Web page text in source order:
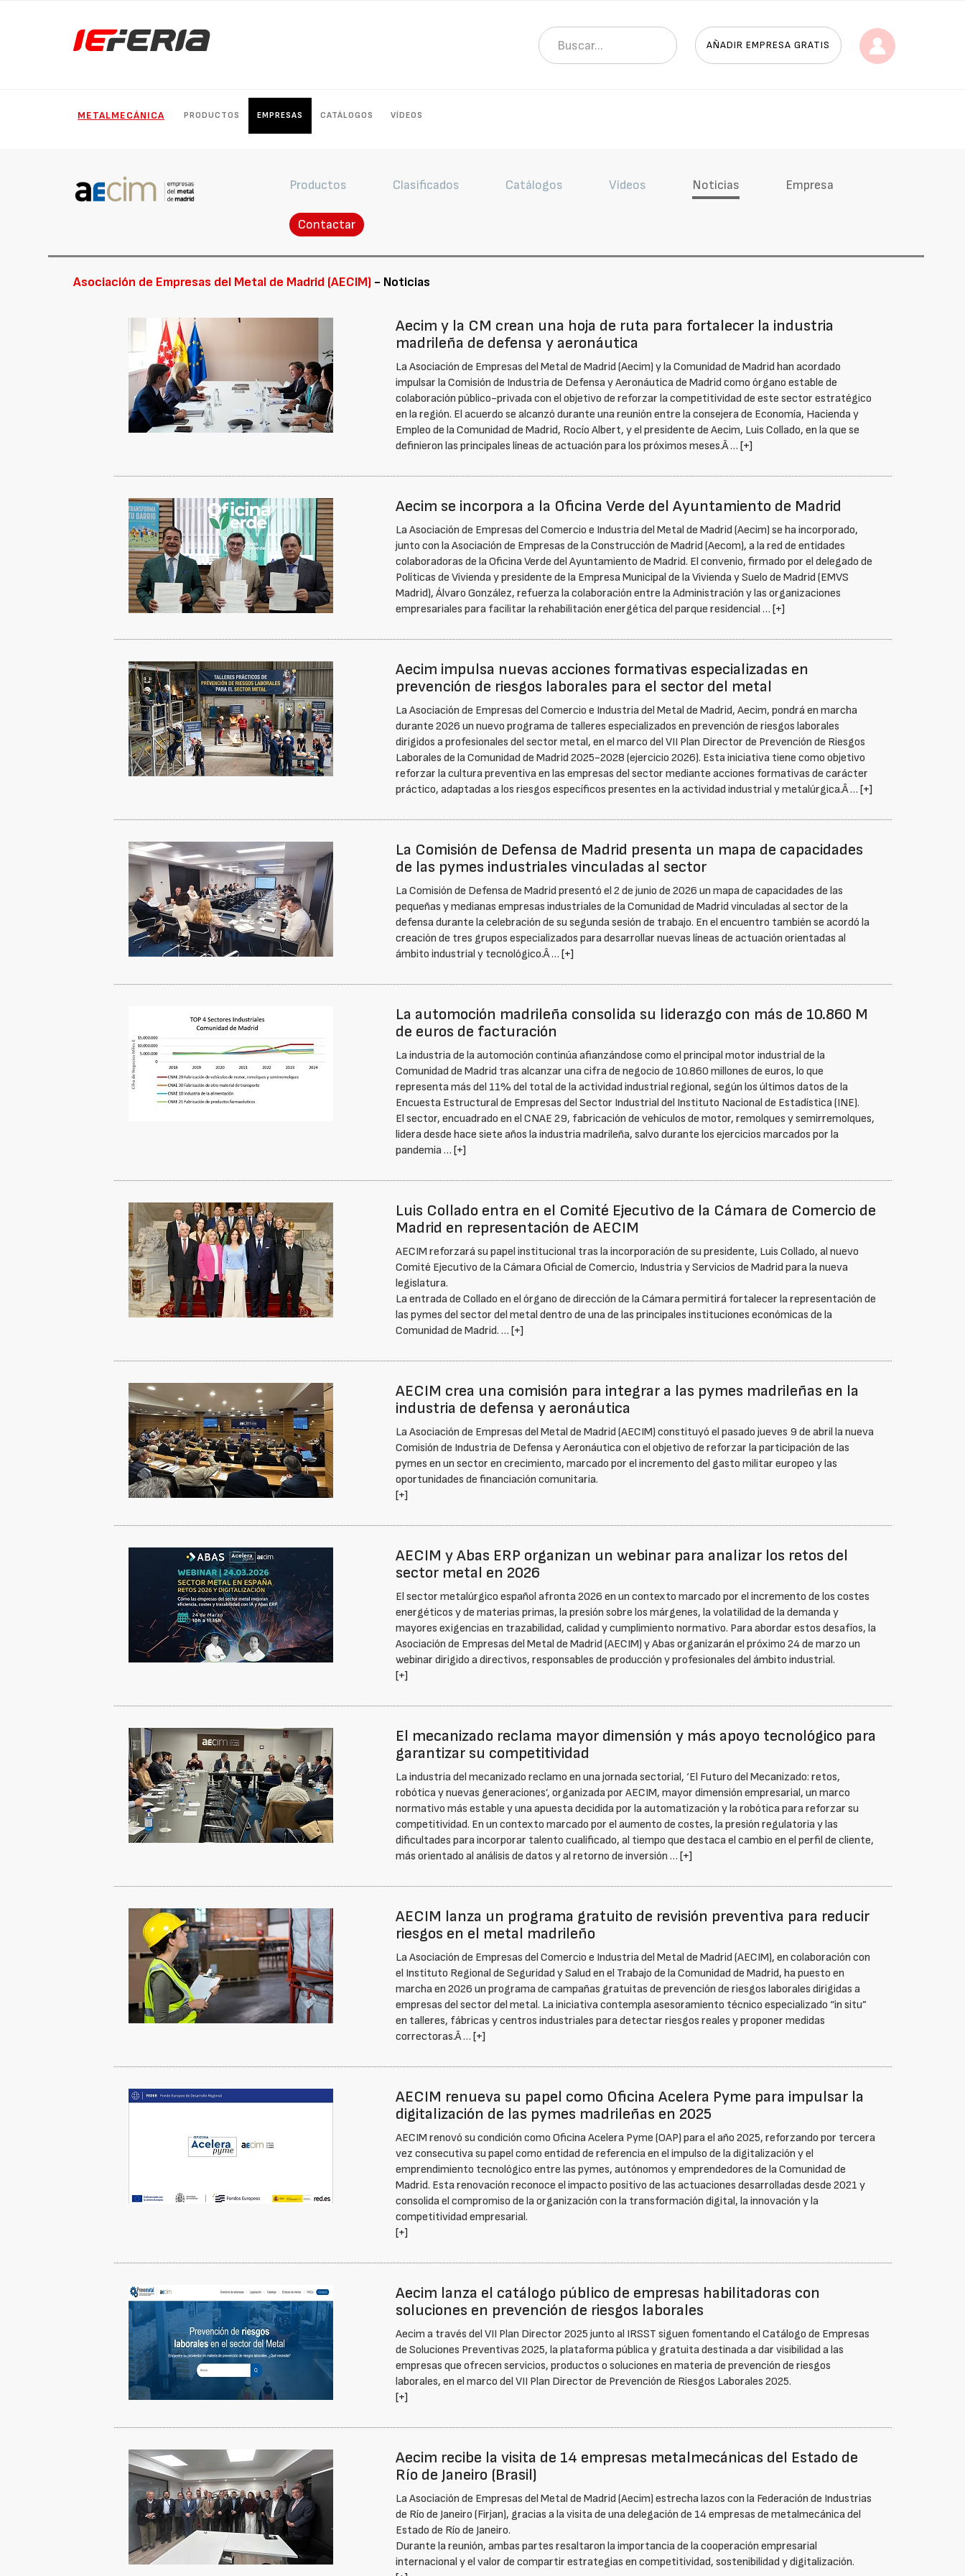
AÑADIR EMPRESA GRATIS
METALMECÁNICA PRODUCTOS EMPRESAS CATÁLOGOS VÍDEOS
Productos Clasificados Catálogos Vídeos Noticias Empresa
Contactar
Asociación de Empresas del Metal de Madrid (AECIM) - Noticias
Aecim y la CM crean una hoja de ruta para fortalecer la industria
madrileña de defensa y aeronáutica
La Asociación de Empresas del Metal de Madrid (Aecim) y la Comunidad de Madrid han acordado
impulsar la Comisión de Industria de Defensa y Aeronáutica de Madrid como órgano estable de
colaboración público-privada con el objetivo de reforzar la competitividad de este sector estratégico
en la región. El acuerdo se alcanzó durante una reunión entre la consejera de Economía, Hacienda y
Empleo de la Comunidad de Madrid, Rocío Albert, y el presidente de Aecim, Luis Collado, en la que se
definieron las principales líneas de actuación para los próximos meses.Â …[+]
Aecim se incorpora a la Oficina Verde del Ayuntamiento de Madrid
La Asociación de Empresas del Comercio e Industria del Metal de Madrid (Aecim) se ha incorporado,
junto con la Asociación de Empresas de la Construcción de Madrid (Aecom), a la red de entidades
colaboradoras de la Oficina Verde del Ayuntamiento de Madrid. El convenio, firmado por el delegado de
Políticas de Vivienda y presidente de la Empresa Municipal de la Vivienda y Suelo de Madrid (EMVS
Madrid), Álvaro González, refuerza la colaboración entre la Administración y las organizaciones
empresariales para facilitar la rehabilitación energética del parque residencial …[+]
Aecim impulsa nuevas acciones formativas especializadas en
prevención de riesgos laborales para el sector del metal
La Asociación de Empresas del Comercio e Industria del Metal de Madrid, Aecim, pondrá en marcha
durante 2026 un nuevo programa de talleres especializados en prevención de riesgos laborales
dirigidos a profesionales del sector metal, en el marco del VII Plan Director de Prevención de Riesgos
Laborales de la Comunidad de Madrid 2025-2028 (ejercicio 2026). Esta iniciativa tiene como objetivo
reforzar la cultura preventiva en las empresas del sector mediante acciones formativas de carácter
práctico, adaptadas a los riesgos específicos presentes en la actividad industrial y metalúrgica.Â …[+]
La Comisión de Defensa de Madrid presenta un mapa de capacidades
de las pymes industriales vinculadas al sector
La Comisión de Defensa de Madrid presentó el 2 de junio de 2026 un mapa de capacidades de las
pequeñas y medianas empresas industriales de la Comunidad de Madrid vinculadas al sector de la
defensa durante la celebración de su segunda sesión de trabajo. En el encuentro también se acordó la
creación de tres grupos especializados para desarrollar nuevas líneas de actuación orientadas al
ámbito industrial y tecnológico.Â …[+]
La automoción madrileña consolida su liderazgo con más de 10.860 M
de euros de facturación
La industria de la automoción continúa afianzándose como el principal motor industrial de la
Comunidad de Madrid tras alcanzar una cifra de negocio de 10.860 millones de euros, lo que
representa más del 11% del total de la actividad industrial regional, según los últimos datos de la
Encuesta Estructural de Empresas del Sector Industrial del Instituto Nacional de Estadística (INE).
El sector, encuadrado en el CNAE 29, fabricación de vehículos de motor, remolques y semirremolques,
lidera desde hace siete años la industria madrileña, salvo durante los ejercicios marcados por la
pandemia …[+]
Luis Collado entra en el Comité Ejecutivo de la Cámara de Comercio de
Madrid en representación de AECIM
AECIM reforzará su papel institucional tras la incorporación de su presidente, Luis Collado, al nuevo
Comité Ejecutivo de la Cámara Oficial de Comercio, Industria y Servicios de Madrid para la nueva
legislatura.
La entrada de Collado en el órgano de dirección de la Cámara permitirá fortalecer la representación de
las pymes del sector del metal dentro de una de las principales instituciones económicas de la
Comunidad de Madrid. …[+]
AECIM crea una comisión para integrar a las pymes madrileñas en la
industria de defensa y aeronáutica
La Asociación de Empresas del Metal de Madrid (AECIM) constituyó el pasado jueves 9 de abril la nueva
Comisión de Industria de Defensa y Aeronáutica con el objetivo de reforzar la participación de las
pymes en un sector en crecimiento, marcado por el incremento del gasto militar europeo y las
oportunidades de financiación comunitaria.
[+]
AECIM y Abas ERP organizan un webinar para analizar los retos del
sector metal en 2026
El sector metalúrgico español afronta 2026 en un contexto marcado por el incremento de los costes
energéticos y de materias primas, la presión sobre los márgenes, la volatilidad de la demanda y
mayores exigencias en trazabilidad, calidad y cumplimiento normativo. Para abordar estos desafíos, la
Asociación de Empresas del Metal de Madrid (AECIM) y Abas organizarán el próximo 24 de marzo un
webinar dirigido a directivos, responsables de producción y profesionales del ámbito industrial.
[+]
El mecanizado reclama mayor dimensión y más apoyo tecnológico para
garantizar su competitividad
La industria del mecanizado reclamo en una jornada sectorial, ‘El Futuro del Mecanizado: retos,
robótica y nuevas generaciones’, organizada por AECIM, mayor dimensión empresarial, un marco
normativo más estable y una apuesta decidida por la automatización y la robótica para reforzar su
competitividad. En un contexto marcado por el aumento de costes, la presión regulatoria y las
dificultades para incorporar talento cualificado, al tiempo que destaca el cambio en el perfil de cliente,
más orientado al análisis de datos y al retorno de inversión …[+]
AECIM lanza un programa gratuito de revisión preventiva para reducir
riesgos en el metal madrileño
La Asociación de Empresas del Comercio e Industria del Metal de Madrid (AECIM), en colaboración con
el Instituto Regional de Seguridad y Salud en el Trabajo de la Comunidad de Madrid, ha puesto en
marcha en 2026 un programa de campañas gratuitas de prevención de riesgos laborales dirigidas a
empresas del sector del metal. La iniciativa contempla asesoramiento técnico especializado “in situ”
en talleres, fábricas y centros industriales para detectar riesgos reales y proponer medidas
correctoras.Â …[+]
AECIM renueva su papel como Oficina Acelera Pyme para impulsar la
digitalización de las pymes madrileñas en 2025
AECIM renovó su condición como Oficina Acelera Pyme (OAP) para el año 2025, reforzando por tercera
vez consecutiva su papel como entidad de referencia en el impulso de la digitalización y el
emprendimiento tecnológico entre las pymes, autónomos y emprendedores de la Comunidad de
Madrid. Esta renovación reconoce el impacto positivo de las actuaciones desarrolladas desde 2021 y
consolida el compromiso de la organización con la transformación digital, la innovación y la
competitividad empresarial.
[+]
Aecim lanza el catálogo público de empresas habilitadoras con
soluciones en prevención de riesgos laborales
Aecim a través del VII Plan Director 2025 junto al IRSST siguen fomentando el Catálogo de Empresas
de Soluciones Preventivas 2025, la plataforma pública y gratuita destinada a dar visibilidad a las
empresas que ofrecen servicios, productos o soluciones en materia de prevención de riesgos
laborales, en el marco del VII Plan Director de Prevención de Riesgos Laborales 2025.
[+]
Aecim recibe la visita de 14 empresas metalmecánicas del Estado de
Río de Janeiro (Brasil)
La Asociación de Empresas del Metal de Madrid (Aecim) estrecha lazos con la Federación de Industrias
de Río de Janeiro (Firjan), gracias a la visita de una delegación de 14 empresas de metalmecánica del
Estado de Río de Janeiro.
Durante la reunión, ambas partes resaltaron la importancia de la cooperación empresarial
internacional y el valor de compartir estrategias en competitividad, sostenibilidad y digitalización.